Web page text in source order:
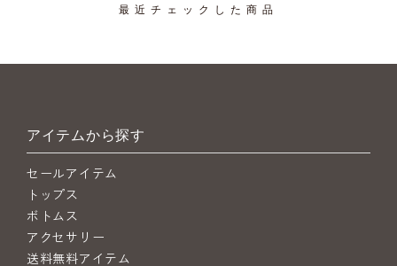
最近チェックした商品
アイテムから探す
セールアイテム
トップス
ボトムス
アクセサリー
送料無料アイテム